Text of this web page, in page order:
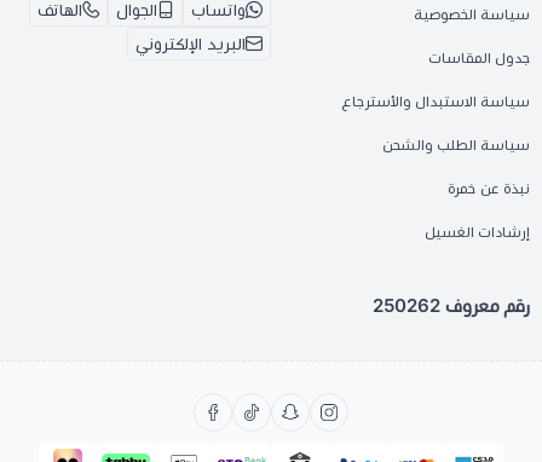
سياسة الخصوصية
جدول المقاسات
سياسة الاستبدال والأسترجاع
سياسة الطلب والشحن
نبذة عن خمرة
إرشادات الغسيل
واتساب الجوال
الهاتف
البريد الإلكتروني
رقم معروف 250262